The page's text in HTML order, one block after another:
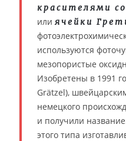
красителями
илиячейки
используются
мезопористые
Изобретены в 1991
Grätzel),
немецкого
и получили
этого типа